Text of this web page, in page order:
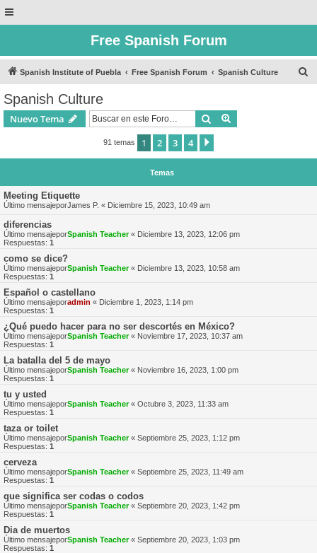
Free Spanish Forum
Spanish Institute of Puebla Free Spanish Forum Spanish Culture
Spanish Culture
Nuevo Tema Buscar
91 temas 1 2 3 4
Temas
Meeting Etiquette
Último mensajeporJames P. « Diciembre 15, 2023, 10:49 am
diferencias
Último mensajeporSpanish Teacher« Diciembre 13, 2023, 12:06 pm
Respuestas: 1
como se dice?
Último mensajeporSpanish Teacher« Diciembre 13, 2023, 10:58 am
Respuestas: 1
Español o castellano
Último mensajeporadmin « Diciembre 1, 2023, 1:14 pm
Respuestas: 1
¿Qué puedo hacer para no ser descortés en México?
Último mensajeporSpanish Teacher« Noviembre 17, 2023, 10:37 am
Respuestas: 1
La batalla del 5 de mayo
Último mensajeporSpanish Teacher« Noviembre 16, 2023, 1:00 pm
Respuestas: 1
tu y usted
Último mensajeporSpanish Teacher« Octubre 3, 2023, 11:33 am
Respuestas: 1
taza or toilet
Último mensajeporSpanish Teacher« Septiembre 25, 2023, 1:12 pm
Respuestas: 1
cerveza
Último mensajeporSpanish Teacher« Septiembre 25, 2023, 11:49 am
Respuestas: 1
que significa ser codas o codos
Último mensajeporSpanish Teacher« Septiembre 20, 2023, 1:42 pm
Respuestas: 1
Dia de muertos
Último mensajeporSpanish Teacher« Septiembre 20, 2023, 1:03 pm
Respuestas: 1